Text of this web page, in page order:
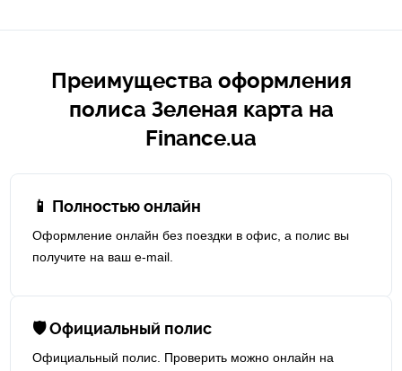
Преимущества оформления
полиса Зеленая карта на
Finance.ua
📱 Полностью онлайн
Оформление онлайн без поездки в офис, а полис вы
получите на ваш e-mail.
🛡 Официальный полис
Официальный полис. Проверить можно онлайн на